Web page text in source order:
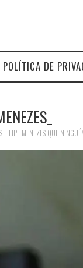
POLÍTICA DE
FILIPE MENEZES QUE